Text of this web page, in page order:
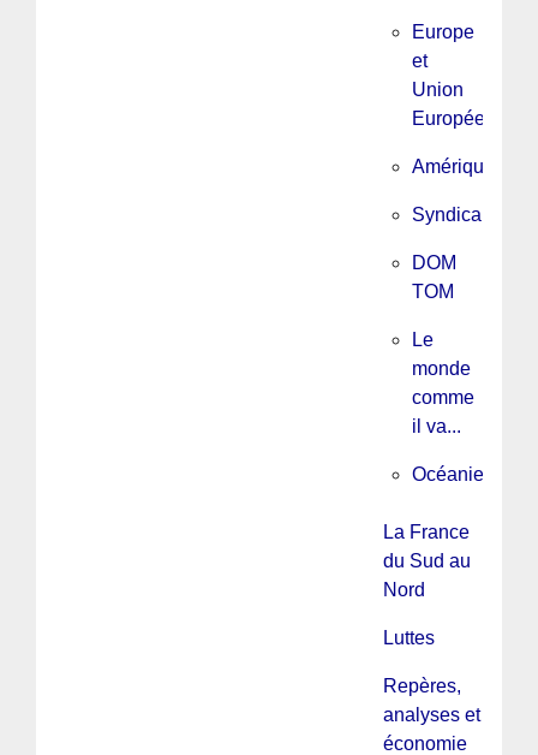
Europe
et
Union
Européenne
Amérique
Syndicalisme
DOM
TOM
Le
monde
comme
il va...
Océanie
La France
du Sud au
Nord
Luttes
Repères,
analyses et
économie